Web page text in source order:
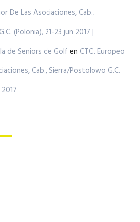
De Las Asociaciones, Cab.,
(Polonia), 21-23 jun 2017 |
de Seniors de Golf en CTO. Europeo
Cab., Sierra/Postolowo G.C.